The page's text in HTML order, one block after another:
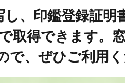
、印鑑登録証明
取得できます。
で、ぜひご利用